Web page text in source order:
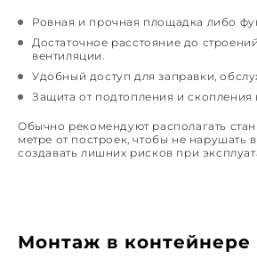
Ровная и прочная площадка либо
Достаточное расстояние до
вентиляции.
Удобный доступ для заправки,
Защита от подтопления и скопления
Обычно рекомендуют располагать
метре от построек, чтобы не нарушать
создавать лишних рисков при
Монтаж в контейнере